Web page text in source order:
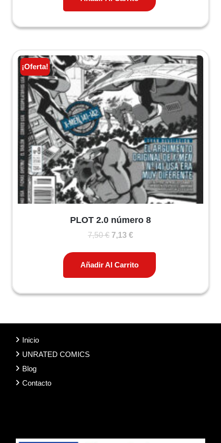
7,50 €.7,13 €.
¡Oferta!
PLOT 2.0 número 8
7,50€ El
era:
7,50 €.
7,13 €El
es:
7,13 €.
Añadir Al Carrito
Inicio
UNRATED COMICS
Blog
Contacto